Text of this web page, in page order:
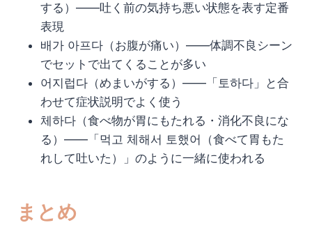
する）——吐く前の気持ち悪い状態を表す定番
表現
배가 아프다（お腹が痛い）——体調不良シーン
でセットで出てくることが多い
어지럽다（めまいがする）——「토하다」と合
わせて症状説明でよく使う
체하다（食べ物が胃にもたれる・消化不良にな
る）——「먹고 체해서 토했어（食べて胃もた
れして吐いた）」のように一緒に使われる
まとめ